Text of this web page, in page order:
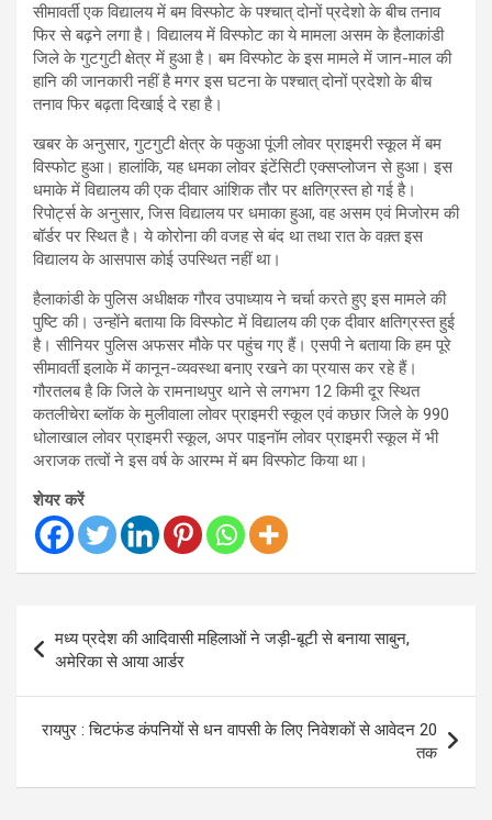
सीमावर्ती एक विद्यालय में बम विस्फोट के पश्चात् दोनों प्रदेशो के बीच तनाव
फिर से बढ़ने लगा है। विद्यालय में विस्फोट का ये मामला असम के हैलाकांडी
जिले के गुटगुटी क्षेत्र में हुआ है। बम विस्फोट के इस मामले में जान-माल की
हानि की जानकारी नहीं है मगर इस घटना के पश्चात् दोनों प्रदेशो के बीच
तनाव फिर बढ़ता दिखाई दे रहा है।
खबर के अनुसार, गुटगुटी क्षेत्र के पकुआ पूंजी लोवर प्राइमरी स्कूल में बम
विस्फोट हुआ। हालांकि, यह धमका लोवर इंटेंसिटी एक्सप्लोजन से हुआ। इस
धमाके में विद्यालय की एक दीवार आंशिक तौर पर क्षतिग्रस्त हो गई है।
रिपोर्ट्स के अनुसार, जिस विद्यालय पर धमाका हुआ, वह असम एवं मिजोरम की
बॉर्डर पर स्थित है। ये कोरोना की वजह से बंद था तथा रात के वक़्त इस
विद्यालय के आसपास कोई उपस्थित नहीं था।
हैलाकांडी के पुलिस अधीक्षक गौरव उपाध्याय ने चर्चा करते हुए इस मामले की
पुष्टि की। उन्होंने बताया कि विस्फोट में विद्यालय की एक दीवार क्षतिग्रस्त हुई
है। सीनियर पुलिस अफसर मौके पर पहुंच गए हैं। एसपी ने बताया कि हम पूरे
सीमावर्ती इलाके में कानून-व्यवस्था बनाए रखने का प्रयास कर रहे हैं।
गौरतलब है कि जिले के रामनाथपुर थाने से लगभग 12 किमी दूर स्थित
कतलीचेरा ब्लॉक के मुलीवाला लोवर प्राइमरी स्कूल एवं कछार जिले के 990
धोलाखाल लोवर प्राइमरी स्कूल, अपर पाइनॉम लोवर प्राइमरी स्कूल में भी
अराजक तत्वों ने इस वर्ष के आरम्भ में बम विस्फोट किया था।
शेयर करें
navigation
मध्य प्रदेश की आदिवासी महिलाओं ने जड़ी-बूटी से बनाया साबुन,
अमेरिका से आया आर्डर
रायपुर : चिटफंड कंपनियों से धन वापसी के लिए निवेशकों से आवेदन 20
तक